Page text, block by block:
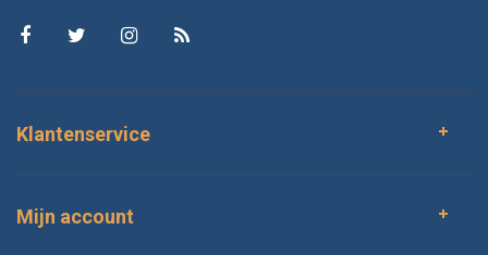
Klantenservice
Mijn account